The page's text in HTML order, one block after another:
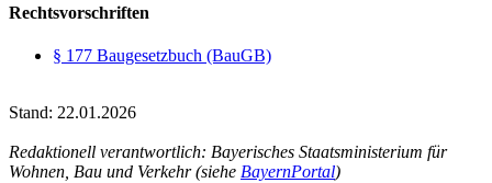
Rechtsvorschriften
§ 177 Baugesetzbuch (BauGB)
Stand: 22.01.2026
Redaktionell verantwortlich: Bayerisches Staatsministerium für
Wohnen, Bau und Verkehr (siehe BayernPortal)